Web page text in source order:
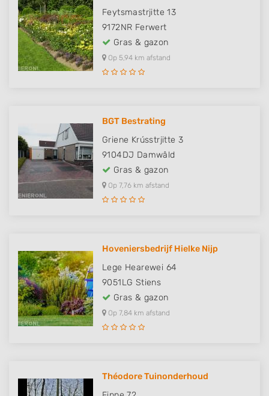
Feytsmastrjitte 13
9172NR Ferwert
Gras & gazon
Op 5,94 km afstand
BGT Bestrating
Griene Krússtrjitte 3
9104DJ Damwâld
Gras & gazon
Op 7,76 km afstand
Hoveniersbedrijf Hielke Nijp
Lege Hearewei 64
9051LG Stiens
Gras & gazon
Op 7,84 km afstand
Théodore Tuinonderhoud